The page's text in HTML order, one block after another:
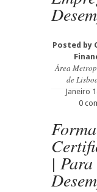
Posted by
Área
de
Janeiro
0
|